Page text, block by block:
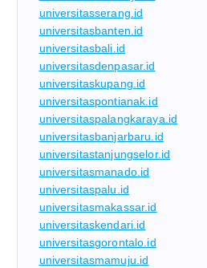
universitasserang.id
universitasbanten.id
universitasbali.id
universitasdenpasar.id
universitaskupang.id
universitaspontianak.id
universitaspalangkaraya.id
universitasbanjarbaru.id
universitastanjungselor.id
universitasmanado.id
universitaspalu.id
universitasmakassar.id
universitaskendari.id
universitasgorontalo.id
universitasmamuju.id